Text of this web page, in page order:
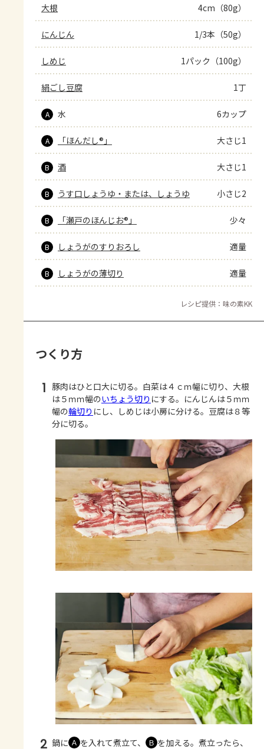
大根 4cm（80g）
にんじん 1/3本（50g）
しめじ 1パック（100g）
絹ごし豆腐 1丁
A 水 6カップ
A 「ほんだし®」 大さじ1
B 酒 大さじ1
B うす口しょうゆ・または、しょうゆ 小さじ2
B 「瀬戸のほんじお®」 少々
B しょうがのすりおろし 適量
B しょうがの薄切り 適量
レシピ提供：味の素KK
つくり方
1 豚肉はひと口大に切る。白菜は４ｃｍ幅に切り、大根
は５ｍｍ幅のいちょう切り にする。にんじんは５ｍｍ
幅の輪切り にし、しめじは小房に分ける。豆腐は８等
分に切る。
2 鍋に Ａ を入れて煮立て、 Ｂ を加える。煮立ったら、